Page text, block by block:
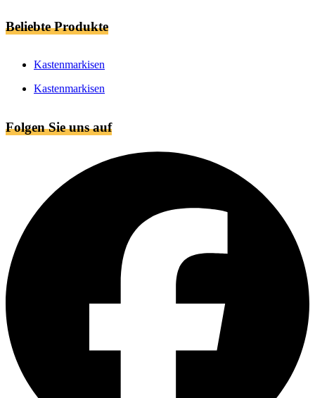
Beliebte Produkte
Kastenmarkisen
Kastenmarkisen
Folgen Sie uns auf